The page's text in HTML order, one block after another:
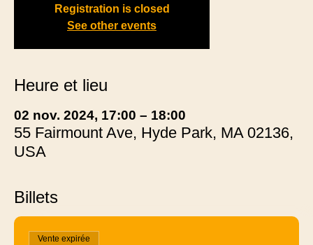
Registration is closed
See other events
Heure et lieu
02 nov. 2024, 17:00 – 18:00
55 Fairmount Ave, Hyde Park, MA 02136,
USA
Billets
Vente expirée